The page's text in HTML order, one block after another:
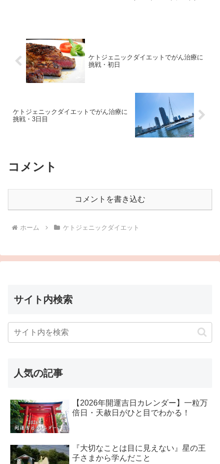
ケトジェニックダイエットでがん治療に
挑戦・初日
ケトジェニックダイエットでがん治療に
挑戦・3日目
コメント
コメントを書き込む
ホーム ケトジェニックダイエット
サイト内検索
人気の記事
【2026年開運吉日カレンダー】一粒万
倍日・天赦日がひと目でわかる！
『大切なことは目に見えない』星の王
子さまから学んだこと